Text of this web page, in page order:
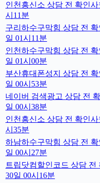
인천흥신소 상담 전 확인사
시11분
구리하수구막힘 상담 전
일 01시11분
인천하수구막힘 상담 전
일 01시00분
부산휴대폰성지 상담 전
일 00시53분
네이버 검색광고 상담 전
일 00시38분
인천흥신소 상담 전 확인사
시35분
하남하수구막힘 상담 전 확
일 00시27분
트립닷컴할인코드 상담 전
30일 00시16분